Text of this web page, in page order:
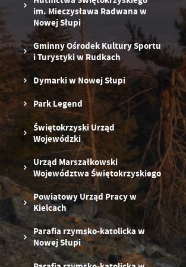
im. Mieczysława Radwana w
Nowej Słupi
Gminny Ośrodek Kultury Sportu
i Turystyki w Rudkach
Dymarki w Nowej Słupi
Park Legend
Świętokrzyski Urząd
Wojewódzki
Urząd Marszałkowski
Województwa Świętokrzyskiego
Powiatowy Urząd Pracy w
Kielcach
Parafia rzymsko-katolicka w
Nowej Słupi